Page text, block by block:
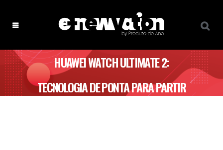
HUAWEI WATCH ULTIMATE 2:
TECNOLOGIA DE PONTA PARA PARTIR